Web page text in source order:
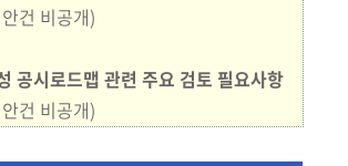
건 비공개)
공시로드맵 관련 주요 검토 필요사항
건 비공개)